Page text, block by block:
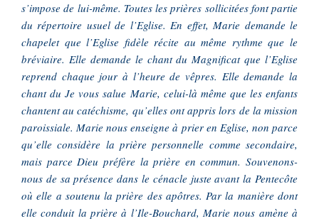
s’impose de lui-même. Toutes les prières sollicitées font partie
du répertoire usuel de l’Eglise. En effet, Marie demande le
chapelet que l’Eglise fidèle récite au même rythme que le
bréviaire. Elle demande le chant du Magnificat que l’Eglise
reprend chaque jour à l’heure de vêpres. Elle demande la
chant du Je vous salue Marie, celui-là même que les enfants
chantent au catéchisme, qu’elles ont appris lors de la mission
paroissiale. Marie nous enseigne à prier en Eglise, non parce
qu’elle considère la prière personnelle comme secondaire,
mais parce Dieu préfère la prière en commun. Souvenons-
nous de sa présence dans le cénacle juste avant la Pentecôte
où elle a soutenu la prière des apôtres. Par la manière dont
elle conduit la prière à l’Ile-Bouchard, Marie nous amène à